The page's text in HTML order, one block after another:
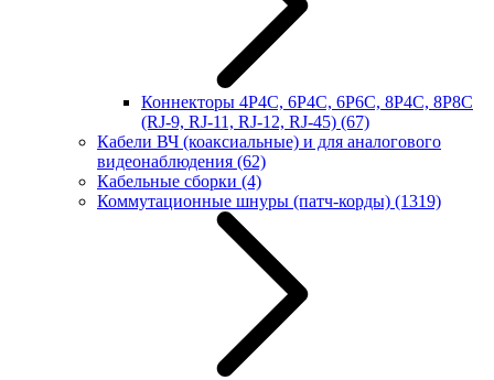
Коннекторы 4P4C, 6P4C, 6P6C, 8P4C, 8P8C
(RJ-9, RJ-11, RJ-12, RJ-45) (67)
Кабели ВЧ (коаксиальные) и для аналогового
видеонаблюдения (62)
Кабельные сборки (4)
Коммутационные шнуры (патч-корды) (1319)